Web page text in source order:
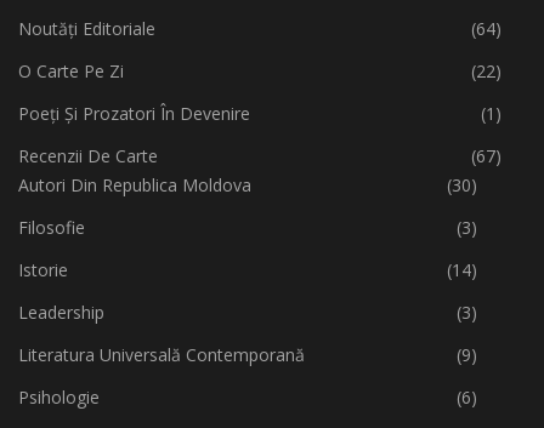
Noutăți Editoriale
(64)
O Carte Pe Zi
(22)
Poeți Și Prozatori În Devenire
(1)
Recenzii De Carte
(67)
Autori Din Republica Moldova
(30)
Filosofie
(3)
Istorie
(14)
Leadership
(3)
Literatura Universală Contemporană
(9)
Psihologie
(6)